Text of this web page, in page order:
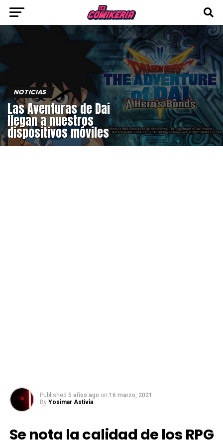
NOTICIAS
Las Aventuras de Dai
llegan a nuestros
dispositivos móviles
Published 5 años ago on 16 marzo, 2021
By Yosimar Astivia
Se nota la calidad de los RPG